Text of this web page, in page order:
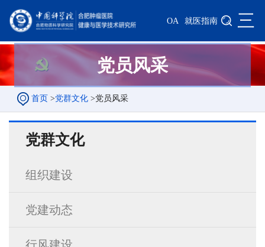
OA 就医指南 三
党员风采
首页 >党群文化 >党员风采
党群文化
组织建设
党建动态